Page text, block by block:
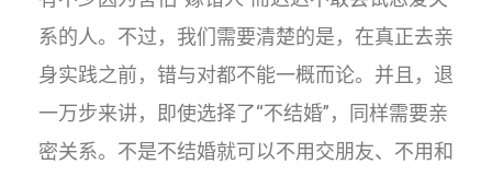
系的人。不过，我们需要清楚的是，在真正去亲
身实践之前，错与对都不能一概而论。并且，退
一万步来讲，即使选择了“不结婚”，同样需要亲
密关系。不是不结婚就可以不用交朋友、不用和